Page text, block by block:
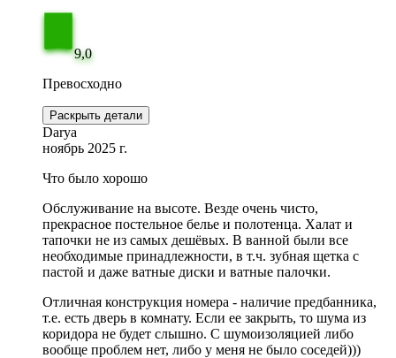
9,0
Превосходно
Раскрыть детали
Darya
ноябрь 2025 г.
Что было хорошо
Обслуживание на высоте. Везде очень чисто,
прекрасное постельное белье и полотенца. Халат и
тапочки не из самых дешёвых. В ванной были все
необходимые принадлежности, в т.ч. зубная щетка с
пастой и даже ватные диски и ватные палочки.
Отличная конструкция номера - наличие предбанника,
т.е. есть дверь в комнату. Если ее закрыть, то шума из
коридора не будет слышно. С шумоизоляцией либо
вообще проблем нет, либо у меня не было соседей)))